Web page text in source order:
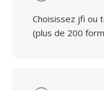
Choisissez jfi ou
(plus de 200